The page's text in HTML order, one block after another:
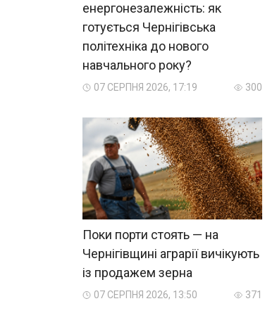
енергонезалежність: як
готується Чернігівська
політехніка до нового
навчального року?
07 СЕРПНЯ 2026, 17:19 300
Поки порти стоять — на
Чернігівщині аграрії вичікують
із продажем зерна
07 СЕРПНЯ 2026, 13:50 371